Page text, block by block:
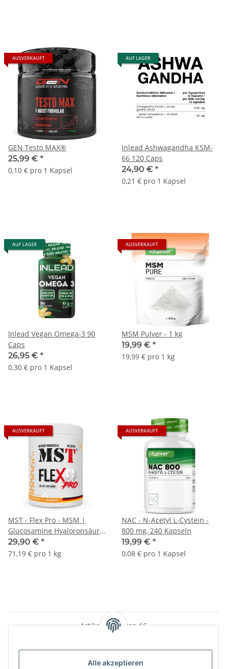
Alle akzeptieren
AUSVERKAUFT
GEN Testo MAX®
25,99 € *
0,10 € pro 1 Kapsel
AUF LAGER
Inlead Ashwagandha KSM-
66 120 Caps
24,90 € *
0,21 € pro 1 Kapsel
AUF LAGER
Inlead Vegan Omega-3 90
Caps
26,95 € *
0,30 € pro 1 Kapsel
AUSVERKAUFT
MSM Pulver - 1 kg
19,99 € *
19,99 € pro 1 kg
AUSVERKAUFT
MST - Flex Pro - MSM |
Glucosamine Hyaloronsäure
und Chondroitin |
hydrolisiertes Kollagen |
29,90 € *
71,19 € pro 1 kg
AUSVERKAUFT
NAC - N-Acetyl L-Cystein -
800 mg, 240 Kapseln
19,99 € *
0,08 € pro 1 Kapsel
Artikel 1 - 16 von 16